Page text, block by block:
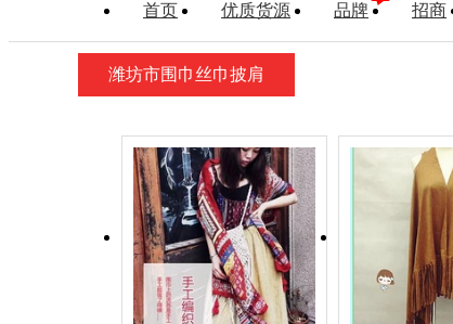
首页 优质货源 品牌 招商
潍坊市围巾丝巾披肩